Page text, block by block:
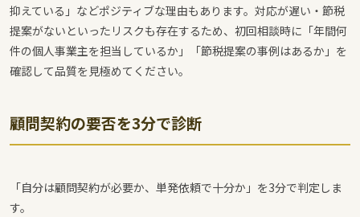
抑えている」などポジティブな理由もあります。対応が遅い・節税
提案がないといったリスクも存在するため、初回相談時に「年間何
件の個人事業主を担当しているか」「節税提案の事例はあるか」を
確認して品質を見極めてください。
顧問契約の要否を3分で診断
「自分は顧問契約が必要か、単発依頼で十分か」を3分で判定しま
す。